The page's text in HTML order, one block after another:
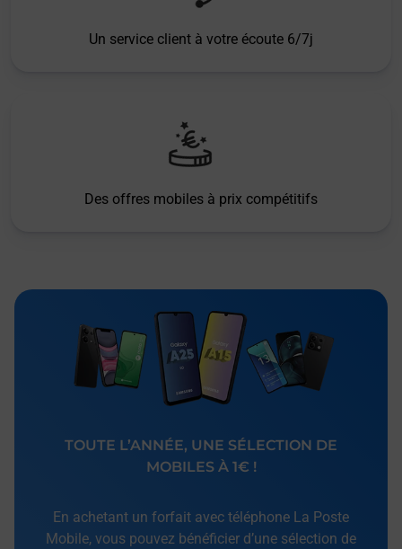
Un service client à votre écoute 6/7j
Des offres mobiles à prix compétitifs
TOUTE L’ANNÉE, UNE SÉLECTION DE
MOBILES À 1€ !
En achetant un forfait avec téléphone La Poste
Mobile, vous pouvez bénéficier d’une sélection de